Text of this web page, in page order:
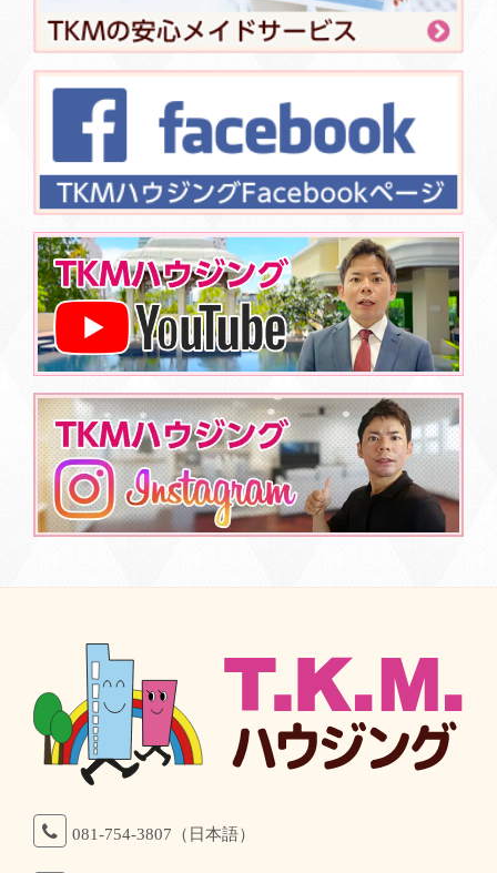
081-754-3807（日本語）